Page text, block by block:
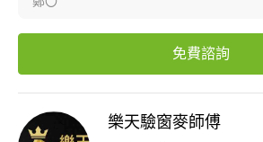
免費諮詢
樂天驗窗麥師傅